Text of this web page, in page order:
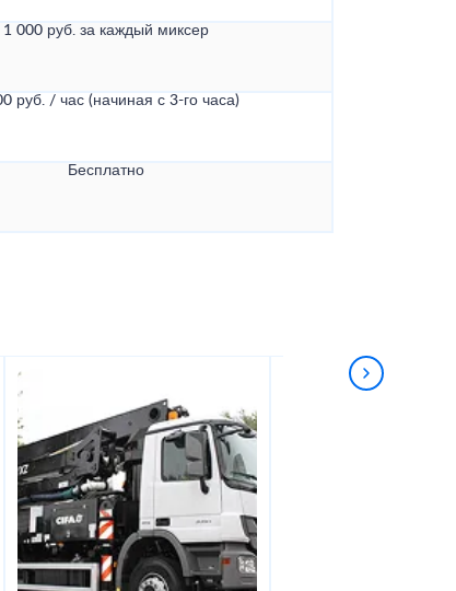
1 000 руб. за каждый миксер
руб. / час (начиная с 3-го часа)
Бесплатно